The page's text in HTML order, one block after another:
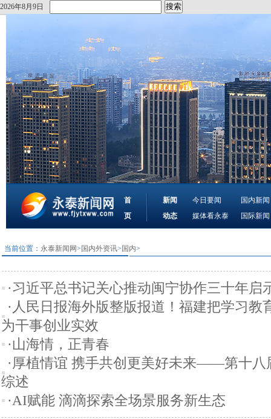
2026年8月9日
首
页
新闻
动态
今日要闻
媒体看永泰
国内新闻
国际新闻
当前位置： 永泰新闻网> 国内外资讯> 国内>
·习近平总书记关心推动闽宁协作三十年启
·人民日报海外版整版报道！福建把学习教
为干事创业实效
·山海情，正青春
·厚植情谊 携手共创更美好未来——第十八
综述
·AI赋能 滴滴探索全场景服务新生态